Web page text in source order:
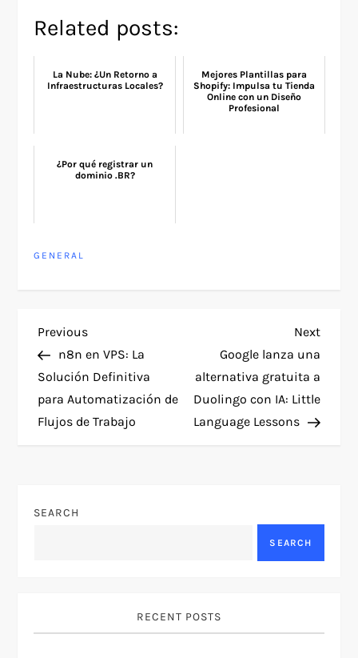
Related posts:
La Nube: ¿Un Retorno a
Infraestructuras Locales?
Mejores Plantillas para
Shopify: Impulsa tu Tienda
Online con un Diseño
Profesional
¿Por qué registrar un
dominio .BR?
GENERAL
P
o
s
a
g
Previous
Post
Previous
n8n en VPS: La
Solución Definitiva
para Automatización de
Flujos de Trabajo
Next
Post
Next
Google lanza una
alternativa gratuita a
Duolingo con IA: Little
Language Lessons
SEARCH
SEARCH
RECENT POSTS